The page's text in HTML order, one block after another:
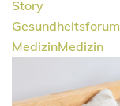
Story
Gesundheitsforum
MedizinMedizin